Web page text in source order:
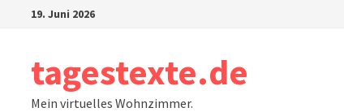
19. Juni 2026
tagestexte.de
Mein virtuelles Wohnzimmer.